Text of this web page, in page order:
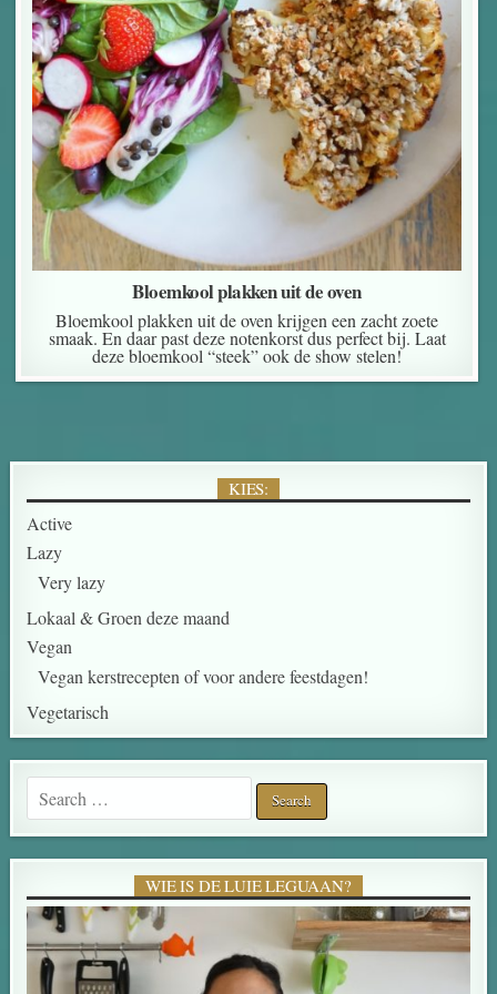
Bloemkool plakken uit de oven
Bloemkool plakken uit de oven krijgen een zacht zoete
smaak. En daar past deze notenkorst dus perfect bij. Laat
deze bloemkool “steek” ook de show stelen!
KIES:
Active
Lazy
Very lazy
Lokaal & Groen deze maand
Vegan
Vegan kerstrecepten of voor andere feestdagen!
Vegetarisch
Search for:
WIE IS DE LUIE LEGUAAN?